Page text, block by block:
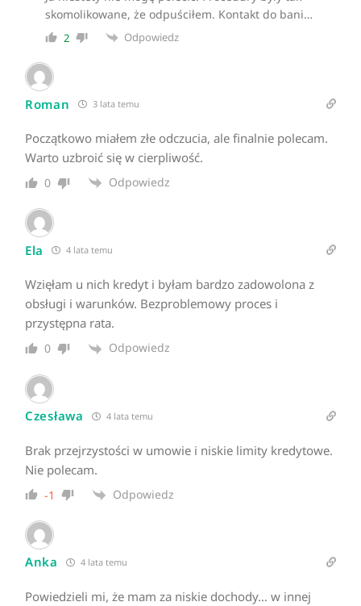
skomolikowane, że odpuściłem. Kontakt do bani…
2 Odpowiedz
Roman 3 lata temu
Początkowo miałem złe odczucia, ale finalnie polecam.
Warto uzbroić się w cierpliwość.
0 Odpowiedz
Ela 4 lata temu
Wzięłam u nich kredyt i byłam bardzo zadowolona z
obsługi i warunków. Bezproblemowy proces i
przystępna rata.
0 Odpowiedz
Czesława 4 lata temu
Brak przejrzystości w umowie i niskie limity kredytowe.
Nie polecam.
-1 Odpowiedz
Anka 4 lata temu
Powiedzieli mi, że mam za niskie dochody… w innej